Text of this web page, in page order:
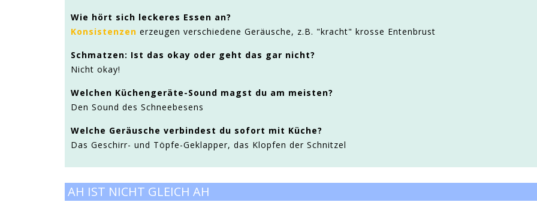
Wie hört sich leckeres Essen an?
Konsistenzen erzeugen verschiedene Geräusche, z.B. "kracht" krosse Entenbrust
Schmatzen: Ist das okay oder geht das gar nicht?
Nicht okay!
Welchen Küchengeräte-Sound magst du am meisten?
Den Sound des Schneebesens
Welche Geräusche verbindest du sofort mit Küche?
Das Geschirr- und Töpfe-Geklapper, das Klopfen der Schnitzel
AH IST NICHT GLEICH AH